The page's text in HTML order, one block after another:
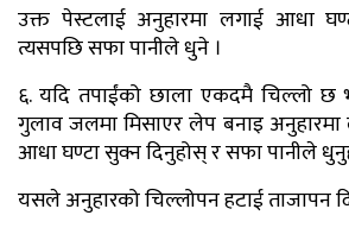
उक्त पेस्टलाई अनुहारमा लगाई आधा
त्यसपछि सफा पानीले धुने ।
६. यदि तपाईंको छाला एकदमै चिल्लो छ
गुलाव जलमा मिसाएर लेप बनाइ
आधा घण्टा सुक्न दिनुहोस् र सफा पानीले
यसले अनुहारको चिल्लोपन हटाई ताजापन